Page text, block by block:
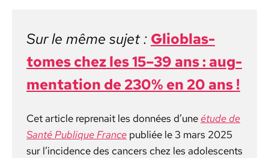
Sur le même sujet : Glioblas­
tomes chez les 15–39 ans : aug­
men­ta­tion de 230% en 20 ans !
Cet arti­cle repre­nait les don­nées d’une étude de
San­té Publique France pub­liée le 3 mars 2025
sur l’incidence des can­cers chez les ado­les­cents